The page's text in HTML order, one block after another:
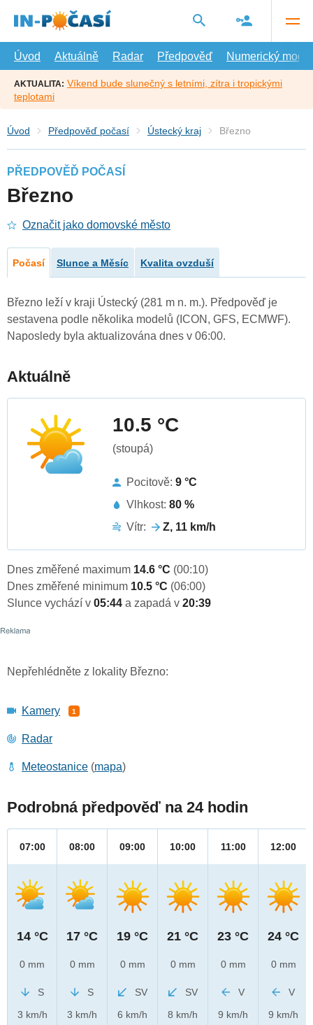
hlavní
Úvod
Aktuálně Radar Předpověď Numerický model
AKTUALITA: Víkend bude slunečný s letními, zítra i tropickými
teplotami
Úvod Předpověď počasí Ústecký kraj Březno
PŘEDPOVĚĎ POČASÍ
Březno
Označit jako domovské město
Počasí Slunce a Měsíc Kvalita ovzduší
Březno leží v kraji Ústecký (281 m n. m.). Předpověď je
sestavena podle několika modelů (ICON, GFS, ECMWF).
Naposledy byla aktualizována dnes v 06:00.
Aktuálně
10.5 °C
(stoupá)
Pocitově: 9 °C
Vlhkost: 80 %
Vítr:
Z, 11 km/h
Dnes změřené maximum 14.6 °C (00:10)
Dnes změřené minimum 10.5 °C (06:00)
Slunce vychází v 05:44 a zapadá v 20:39
Nepřehlédněte z lokality Březno:
Kamery 1
Radar
Meteostanice (mapa)
Podrobná předpověď na 24 hodin
07:00
14 °C
0 mm
S
3 km/h
08:00
17 °C
0 mm
S
3 km/h
09:00
19 °C
0 mm
SV
6 km/h
10:00
21 °C
0 mm
SV
8 km/h
11:00
23 °C
0 mm
V
9 km/h
12:00
24 °C
0 mm
V
9 km/h